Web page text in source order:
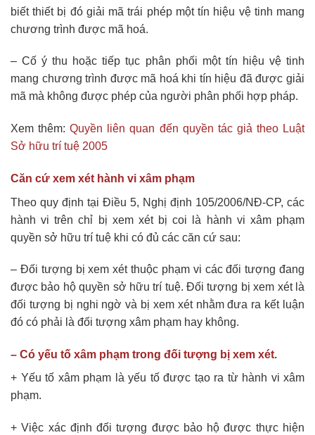
biết thiết bị đó giải mã trái phép một tín hiệu vệ tinh mang
chương trình được mã hoá.
– Cố ý thu hoặc tiếp tục phân phối một tín hiệu vệ tinh
mang chương trình được mã hoá khi tín hiệu đã được giải
mã mà không được phép của người phân phối hợp pháp.
Xem thêm: Quyền liên quan đến quyền tác giả theo Luật
Sở hữu trí tuệ 2005
Căn cứ xem xét hành vi xâm phạm
Theo quy định tại Điều 5, Nghị định 105/2006/NĐ-CP, các
hành vi trên chỉ bị xem xét bị coi là hành vi xâm phạm
quyền sở hữu trí tuệ khi có đủ các căn cứ sau:
– Đối tượng bị xem xét thuộc phạm vi các đối tượng đang
được bảo hộ quyền sở hữu trí tuệ. Đối tượng bị xem xét là
đối tượng bị nghi ngờ và bị xem xét nhằm đưa ra kết luận
đó có phải là đối tượng xâm phạm hay không.
– Có yếu tố xâm phạm trong đối tượng bị xem xét.
+ Yếu tố xâm phạm là yếu tố được tạo ra từ hành vi xâm
phạm.
+ Việc xác định đối tượng được bảo hộ được thực hiện